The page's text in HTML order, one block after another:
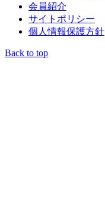
会員紹介
サイトポリシー
個人情報保護方針
Back to top